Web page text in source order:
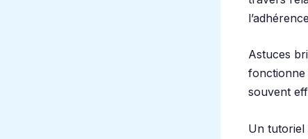
Astuces
fonctionne
souvent
Un tutoriel